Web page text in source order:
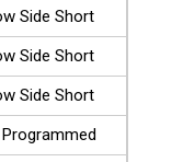
Side Short
Side Short
Side Short